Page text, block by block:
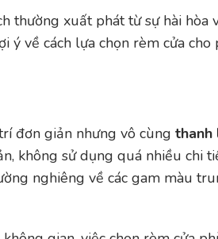
thường xuất phát từ sự hài
ý về cách lựa chọn rèm cửa
đơn giản nhưng vô cùng thanh
không sử dụng quá nhiều chi
nghiêng về các gam màu